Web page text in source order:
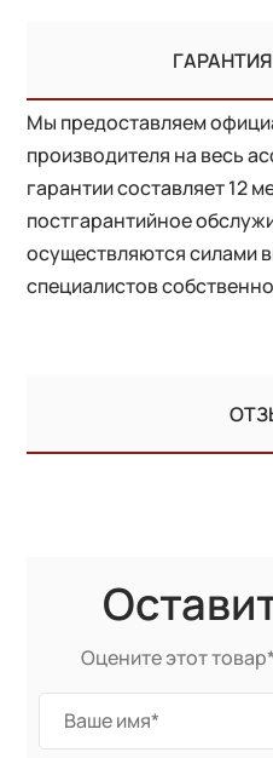
Мы предоставляем
производителя на весь
гарантии составляет 12
постгарантийное
осуществляются силами
специалистов
Оцените этот